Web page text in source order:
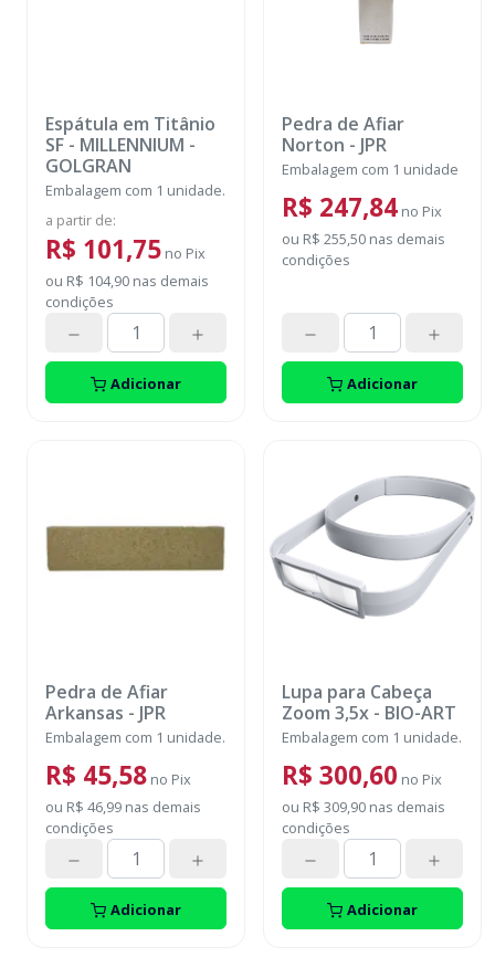
Espátula em Titânio
SF - MILLENNIUM -
GOLGRAN
Embalagem com 1 unidade.
a partir de:
R$ 101,75 no Pix
ou R$ 104,90 nas demais
condições
Adicionar
Pedra de Afiar
Norton - JPR
Embalagem com 1 unidade
R$ 247,84 no Pix
ou R$ 255,50 nas demais
condições
Adicionar
Pedra de Afiar
Arkansas - JPR
Embalagem com 1 unidade.
R$ 45,58 no Pix
ou R$ 46,99 nas demais
condições
Adicionar
Lupa para Cabeça
Zoom 3,5x - BIO-ART
Embalagem com 1 unidade.
R$ 300,60 no Pix
ou R$ 309,90 nas demais
condições
Adicionar